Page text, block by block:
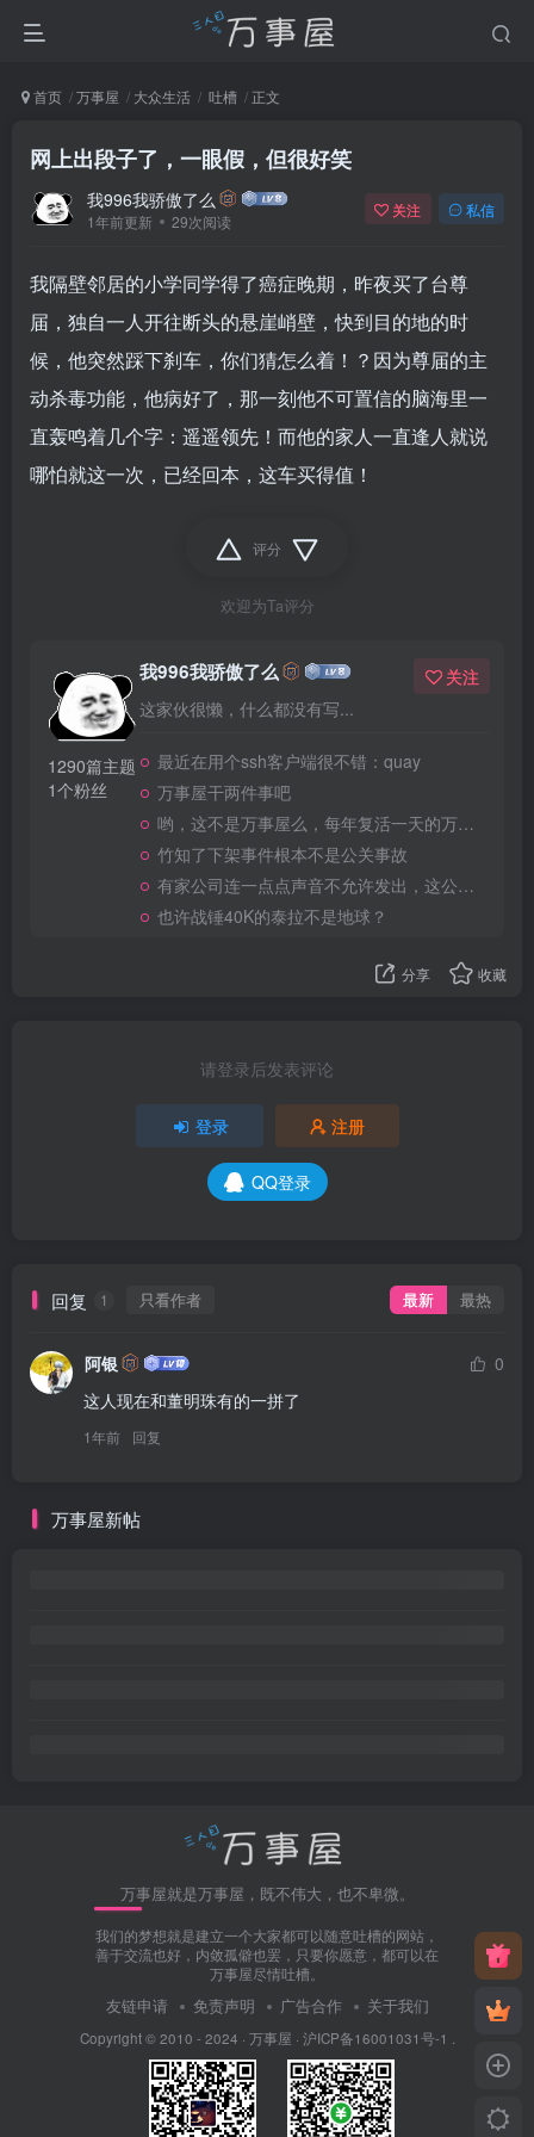
首页 万事屋 大众生活 吐槽 正文
网上出段子了，一眼假，但很好笑
我996我骄傲了么
1年前更新 29次阅读
关注 私信
我隔壁邻居的小学同学得了癌症晚期，昨夜买了台尊
届，独自一人开往断头的悬崖峭壁，快到目的地的时
候，他突然踩下刹车，你们猜怎么着！？因为尊届的主
动杀毒功能，他病好了，那一刻他不可置信的脑海里一
直轰鸣着几个字：遥遥领先！而他的家人一直逢人就说
哪怕就这一次，已经回本，这车买得值！
评分
欢迎为Ta评分
1290篇主题
1个粉丝
我996我骄傲了么
这家伙很懒，什么都没有写...
关注
最近在用个ssh客户端很不错：quay
万事屋干两件事吧
哟，这不是万事屋么，每年复活一天的万事屋
竹知了下架事件根本不是公关事故
有家公司连一点点声音不允许发出，这公司做大了就是我国乃至全世界的灾难
也许战锤40K的泰拉不是地球？
分享 收藏
请登录后发表评论
登录 注册
QQ登录
回复 1 只看作者 最新 最热
阿银
0
这人现在和董明珠有的一拼了
1年前 回复
万事屋新帖
万事屋就是万事屋，既不伟大，也不卑微。
我们的梦想就是建立一个大家都可以随意吐槽的网站，
善于交流也好，内敛孤僻也罢，只要你愿意，都可以在
万事屋尽情吐槽。
友链申请 免责声明 广告合作 关于我们
Copyright © 2010 - 2024 · 万事屋 · 沪ICP备16001031号-1 .